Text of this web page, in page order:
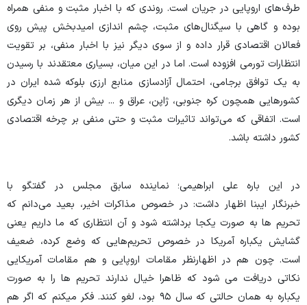
طرف‌های اروپایی در جریان است. روندی که با اخبار مثبت و منفی همراه
بوده و گاهی با سیگنال‌های مثبت، چشم اندازی امیدبخش پیش روی
فعالان اقتصادی قرار داده و از سوی دیگر نیز با اخبار منفی، بر تقویت
انتظارات تورمی افزوده است. اما در این میان، بسیاری معتقدند با رسیدن
به یک توافق برجامی، احتمال آزادسازی منابع ارزی بلوکه شده ایران در
کشورهایی همچون کره جنوبی، ژاپن، عراق و ... بیش از هر زمان دیگری
است. اتفاقی که می‌تواند تاثیرات مثبت و حتی منفی بر چرخه اقتصادی
کشور داشته باشد.
در این باره علی ابراهیمی؛ نماینده سابق مجلس در گفتگو با
خبرنگار ایبنااظهار داشت: در خصوص مذاکرات اخیر، بعید می‌دانم که
تحریم ها به صورت یکجا برداشته شود و آن انتظاری که ما داریم یعنی
گشایش یکباره آمریکا در خصوص تحریم‌هایی که وضع کرده، ضعیف
است. چون هم در اظهارنظر مقامات اروپایی و هم مقامات آمریکایی
نکاتی دریافت می شود که ظاهرا خیال ندارند تحریم ها را به صورت
یکباره به همان حالتی که سال ۹۵ بود، لغو کنند. فکر میکنم که اگر هم